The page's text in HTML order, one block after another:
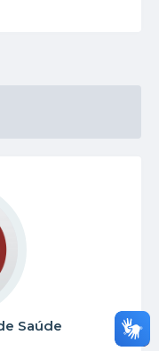
Saúde